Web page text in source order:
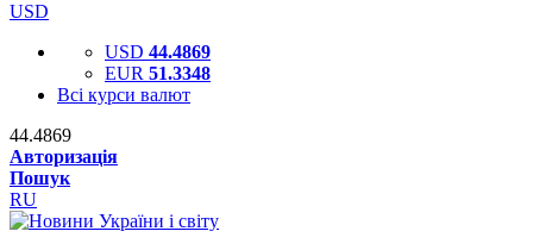
USD
USD 44.4869
EUR 51.3348
Всі курси валют
44.4869
Авторизація
Пошук
RU